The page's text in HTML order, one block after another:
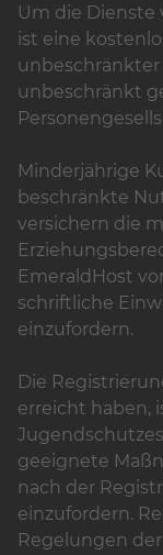
Um die Dienste
ist eine
unbeschränkt
Minderjährige
beschränkte
versichern die
EmeraldHost
schriftliche
einzufordern.
Die
erreicht haben,
geeignete
nach der
einzufordern.
Regelungen